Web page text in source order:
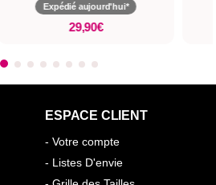
Expédié aujourd'hui*
29,90€
ESPACE CLIENT
- Votre compte
- Listes D'envie